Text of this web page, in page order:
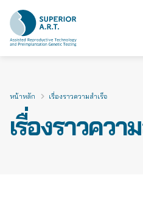
content
เรื่องราวควา
หน้าหลัก เรื่องราวความสำเร็จ